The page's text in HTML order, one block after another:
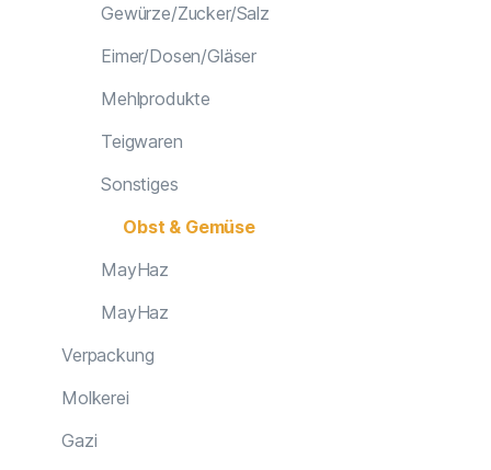
Gewürze/Zucker/Salz
Eimer/Dosen/Gläser
Mehlprodukte
Teigwaren
Sonstiges
Obst & Gemüse
MayHaz
MayHaz
Verpackung
Molkerei
Gazi